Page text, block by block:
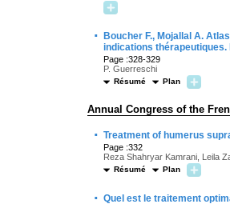
·
Boucher F., Mojallal A.
indications thérapeutiques.
Page :328-329
P. Guerreschi
Résumé Plan
Annual Congress of the
· Treatment of humerus
Page :332
Reza Shahryar Kamrani, Leila
Résumé Plan
· Quel est le traitement